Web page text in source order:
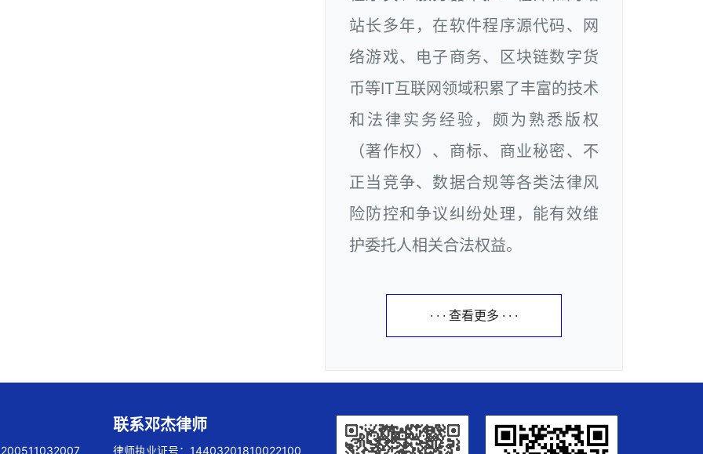
站长多年，在软件程序源代码、网
络游戏、电子商务、区块链数字货
币等IT互联网领域积累了丰富的技术
和法律实务经验，颇为熟悉版权
（著作权）、商标、商业秘密、不
正当竞争、数据合规等各类法律风
险防控和争议纠纷处理，能有效维
护委托人相关合法权益。
· · · 查看更多 · · ·
联系邓杰律师
律师执业证号：14403201810022100